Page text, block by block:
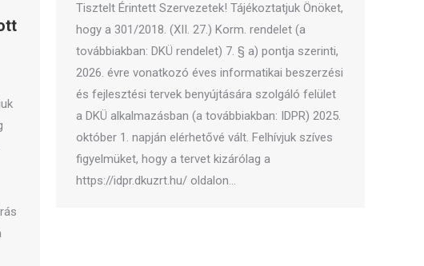
Tisztelt Érintett Szervezetek! Tájékoztatjuk Önöket,
hogy a 301/2018. (XII. 27.) Korm. rendelet (a
továbbiakban: DKÜ rendelet) 7. § a) pontja szerinti,
2026. évre vonatkozó éves informatikai beszerzési
és fejlesztési tervek benyújtására szolgáló felület
a DKÜ alkalmazásban (a továbbiakban: IDPR) 2025.
október 1. napján elérhetővé vált. Felhívjuk szíves
figyelmüket, hogy a tervet kizárólag a
https://idpr.dkuzrt.hu/ oldalon…